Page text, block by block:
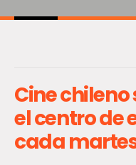
Cine
el centro de
cada